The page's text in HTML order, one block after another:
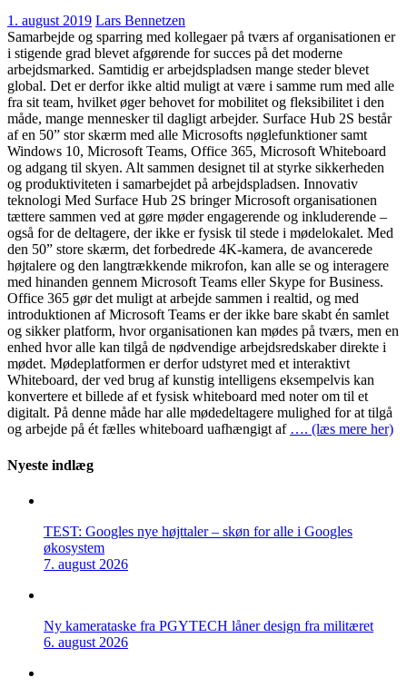
1. august 2019 Lars Bennetzen
Samarbejde og sparring med kollegaer på tværs af organisationen er
i stigende grad blevet afgørende for succes på det moderne
arbejdsmarked. Samtidig er arbejdspladsen mange steder blevet
global. Det er derfor ikke altid muligt at være i samme rum med alle
fra sit team, hvilket øger behovet for mobilitet og fleksibilitet i den
måde, mange mennesker til dagligt arbejder. Surface Hub 2S består
af en 50” stor skærm med alle Microsofts nøglefunktioner samt
Windows 10, Microsoft Teams, Office 365, Microsoft Whiteboard
og adgang til skyen. Alt sammen designet til at styrke sikkerheden
og produktiviteten i samarbejdet på arbejdspladsen. Innovativ
teknologi Med Surface Hub 2S bringer Microsoft organisationen
tættere sammen ved at gøre møder engagerende og inkluderende –
også for de deltagere, der ikke er fysisk til stede i mødelokalet. Med
den 50” store skærm, det forbedrede 4K-kamera, de avancerede
højtalere og den langtrækkende mikrofon, kan alle se og interagere
med hinanden gennem Microsoft Teams eller Skype for Business.
Office 365 gør det muligt at arbejde sammen i realtid, og med
introduktionen af Microsoft Teams er der ikke bare skabt én samlet
og sikker platform, hvor organisationen kan mødes på tværs, men en
enhed hvor alle kan tilgå de nødvendige arbejdsredskaber direkte i
mødet. Mødeplatformen er derfor udstyret med et interaktivt
Whiteboard, der ved brug af kunstig intelligens eksempelvis kan
konvertere et billede af et fysisk whiteboard med noter om til et
digitalt. På denne måde har alle mødedeltagere mulighed for at tilgå
og arbejde på ét fælles whiteboard uafhængigt af …. (læs mere her)
Nyeste indlæg
TEST: Googles nye højttaler – skøn for alle i Googles
økosystem
7. august 2026
Ny kamerataske fra PGYTECH låner design fra militæret
6. august 2026